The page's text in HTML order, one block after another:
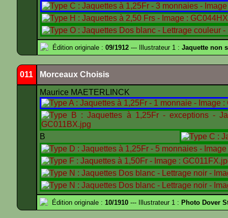
Édition originale : 09/1912 --- Illustrateur 1 : Jaquette non
011 Morceaux Choisis
Maurice MAETERLINCK
B
Édition originale : 10/1910 --- Illustrateur 1 : Photo Dover